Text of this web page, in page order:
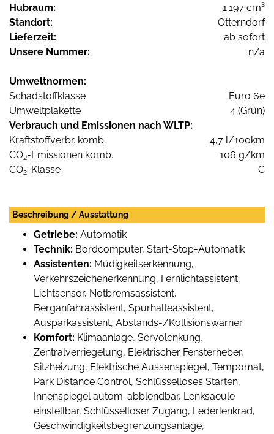
Hubraum:
1.197 cm³
Standort:
Otterndorf
Lieferzeit:
ab sofort
Unsere Nummer:
n/a
Umweltnormen:
Schadstoffklasse
Euro 6e
Umweltplakette
4 (Grün)
Verbrauch und Emissionen nach WLTP:
Kraftstoffverbr. komb.
4,7 l/100km
CO2-Emissionen komb.
106 g/km
CO2-Klasse C
Beschreibung / Ausstattung
Getriebe: Automatik
Technik: Bordcomputer, Start-Stop-Automatik
Assistenten: Müdigkeitserkennung,
Verkehrszeichenerkennung, Fernlichtassistent,
Lichtsensor, Notbremsassistent,
Berganfahrassistent, Spurhalteassistent,
Ausparkassistent, Abstands-/Kollisionswarner
Komfort: Klimaanlage, Servolenkung,
Zentralverriegelung, Elektrischer Fensterheber,
Sitzheizung, Elektrische Aussenspiegel, Tempomat,
Park Distance Control, Schlüsselloses Starten,
Innenspiegel autom. abblendbar, Lenksaeule
einstellbar, Schlüsselloser Zugang, Lederlenkrad,
Geschwindigkeitsbegrenzungsanlage,